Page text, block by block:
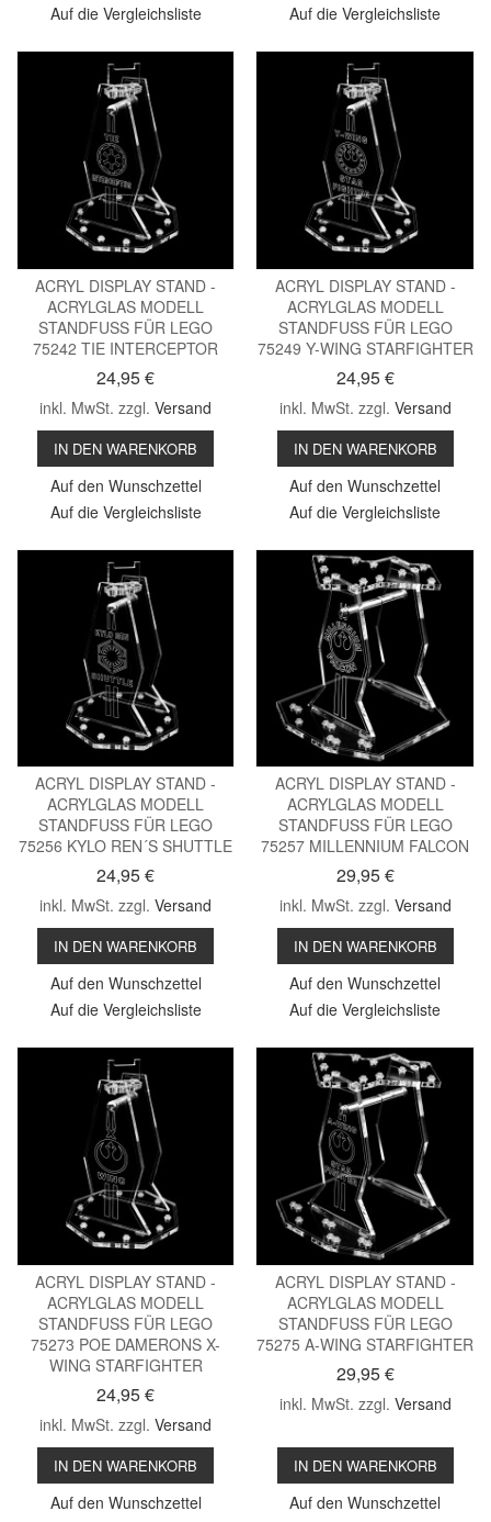
Auf die Vergleichsliste
Auf die Vergleichsliste
ACRYL DISPLAY STAND -
ACRYLGLAS MODELL
STANDFUSS FÜR LEGO
75242 TIE INTERCEPTOR
24,95 €
inkl. MwSt. zzgl.Versand
IN DEN WARENKORB
Auf den Wunschzettel
Auf die Vergleichsliste
ACRYL DISPLAY STAND -
ACRYLGLAS MODELL
STANDFUSS FÜR LEGO
75249 Y-WING STARFIGHTER
24,95 €
inkl. MwSt. zzgl. Versand
IN DEN WARENKORB
Auf den Wunschzettel
Auf die Vergleichsliste
ACRYL DISPLAY STAND -
ACRYLGLAS MODELL
STANDFUSS FÜR LEGO
75256 KYLO REN´S SHUTTLE
24,95 €
inkl. MwSt. zzgl.Versand
IN DEN WARENKORB
Auf den Wunschzettel
Auf die Vergleichsliste
ACRYL DISPLAY STAND -
ACRYLGLAS MODELL
STANDFUSS FÜR LEGO
75257 MILLENNIUM FALCON
29,95 €
inkl. MwSt. zzgl. Versand
IN DEN WARENKORB
Auf den Wunschzettel
Auf die Vergleichsliste
ACRYL DISPLAY STAND -
ACRYLGLAS MODELL
STANDFUSS FÜR LEGO
75273 POE DAMERONS X-
WING STARFIGHTER
24,95 €
inkl. MwSt. zzgl.Versand
IN DEN WARENKORB
Auf den Wunschzettel
ACRYL DISPLAY STAND -
ACRYLGLAS MODELL
STANDFUSS FÜR LEGO
75275 A-WING STARFIGHTER
29,95 €
inkl. MwSt. zzgl. Versand
IN DEN WARENKORB
Auf den Wunschzettel